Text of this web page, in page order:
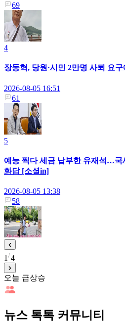
69
4
장동혁, 당원·시민 2만명 사퇴 요
2026-08-05 16:51
61
5
예능 찍다 세금 납부한 유재석…
화답 [소셜in]
2026-08-05 13:38
58
1 4
오늘 급상승
뉴스 톡톡 커뮤니티